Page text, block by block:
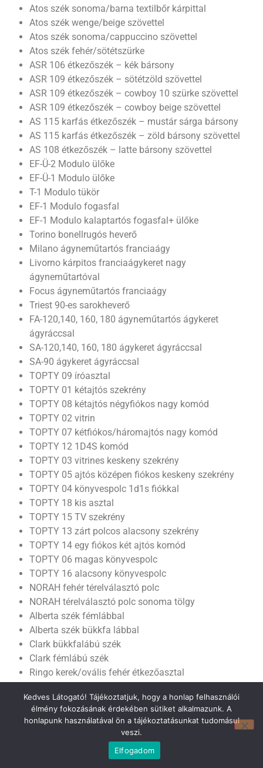
Atos szék sonoma/barna textilbőr kárpittal
Atos szék wenge/beige szövettel
Atos szék sonoma/cappuccino szövettel
Atos szék fehér/sötétszürke
ASR 106 étkezőszék – kék bársony
ASR 109 étkezőszék – sötétzöld szövettel
ASR 109 étkezőszék – cowboy 10 szürke szövettel
ASR 109 étkezőszék – cowboy beige szövettel
AS 115 karfás étkezőszék – mustár sárga bársony
AS 115 karfás étkezőszék – zöld bársony szövettel
AS 108 étkezőszék – latte bársony szövettel
EF-Ü-2 Modulo ülőke
EF-Ü-1 Modulo ülőke
T-1 Modulo tükör
EF-1 Modulo fogasfal
EF-1 Modulo kalaptartós fogasfal+ ülőke
Torino bonellrugós heverő
Milano ágyneműtartós franciaágy
Livorno kárpitos franciaágykeret nagy
ágyneműtartóval
Focus ágyneműtartós franciaágy
Triest 90-es sarokheverő
FA-120,140, 160, 180 ágyneműtartós ágykeret
ágyráccsal
SA-120,140, 160, 180 ágykeret ágyráccsal
SA-90 ágykeret ágyráccsal
TOPTY 09 íróasztal
TOPTY 01 kétajtós szekrény
TOPTY 08 kétajtós négyfiókos nagy komód
TOPTY 02 vitrin
TOPTY 07 kétfiókos/háromajtós nagy komód
TOPTY 12 1D4S komód
TOPTY 03 vitrines keskeny szekrény
TOPTY 05 ajtós középen fiókos keskeny szekrény
TOPTY 04 könyvespolc 1d1s fiókkal
TOPTY 18 kis asztal
TOPTY 15 TV szekrény
TOPTY 13 zárt polcos alacsony szekrény
TOPTY 14 egy fiókos két ajtós komód
TOPTY 06 magas könyvespolc
TOPTY 16 alacsony könyvespolc
NORAH fehér térelválasztó polc
NORAH térelválasztó polc sonoma tölgy
Alberta szék fémlábbal
Alberta szék bükkfa lábbal
Clark bükkfalábú szék
Clark fémlábú szék
Ringo kerek/ovális fehér étkezőasztal
Sorbus kerek/ovális méztölgy étkezőasztal
Oslo 3 laminált fix kerek asztal
Poli 1 S kerek fa étkezőasztal /nagyobbítható
Kedves Látogató! Tájékoztatjuk, hogy a honlap felhasználói
élmény fokozásának érdekében sütiket alkalmazunk. A
honlapunk használatával ön a tájékoztatásunkat tudomásul
veszi.
Elfogadom